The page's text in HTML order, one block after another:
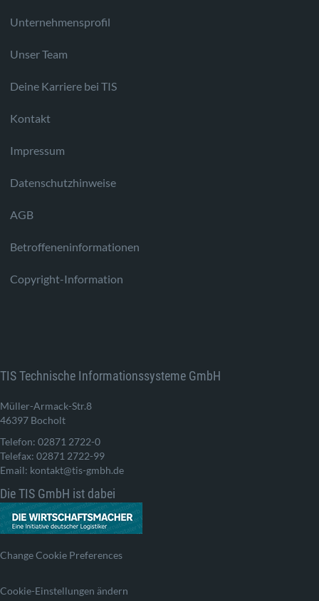
Unternehmensprofil
Unser Team
Deine Karriere bei TIS
Kontakt
Impressum
Datenschutzhinweise
AGB
Betroffeneninformationen
Copyright-Information
TIS Technische Informationssysteme GmbH
Müller-Armack-Str.8
46397 Bocholt
Telefon: 02871 2722-0
Telefax: 02871 2722-99
Email: kontakt@tis-gmbh.de
Die TIS GmbH ist dabei
Change Cookie Preferences
Cookie-Einstellungen ändern